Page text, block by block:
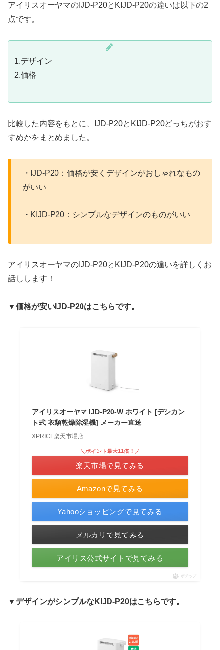
アイリスオーヤマのIJD-P20とKIJD-P20の違いは以下の2
点です。
1.デザイン
2.価格
比較した内容をもとに、IJD-P20とKIJD-P20どっちがおす
すめかをまとめました。
・IJD-P20：価格が安くデザインがおしゃれなもの
がいい
・KIJD-P20：シンプルなデザインのものがいい
アイリスオーヤマのIJD-P20とKIJD-P20の違いを詳しくお
話しします！
▼価格が安いIJD-P20はこちらです。
アイリスオーヤマ IJD-P20-W ホワイト [デシカン
ト式 衣類乾燥除湿機] メーカー直送
XPRICE楽天市場店
Amazonで見てみる
＼ポイント最大11倍！／
楽天市場で見てみる
Yahooショッピングで見てみる
メルカリで見てみる
アイリス公式サイトで見てみる
ポチップ
▼デザインがシンプルなKIJD-P20はこちらです。